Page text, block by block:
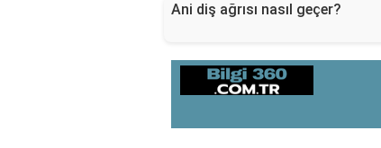
Ani diş ağrısı nasıl geçer?